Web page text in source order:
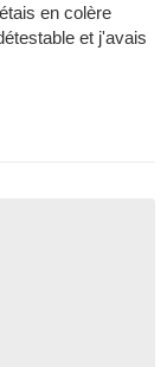
en colère
et j'avais